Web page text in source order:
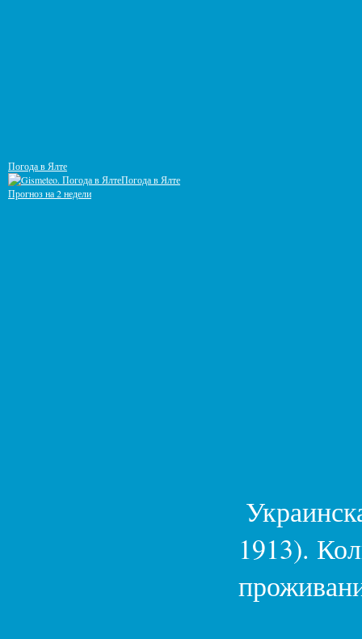
1913).
Погода в Ялте
Погода в Ялте
Прогноз на 2 недели